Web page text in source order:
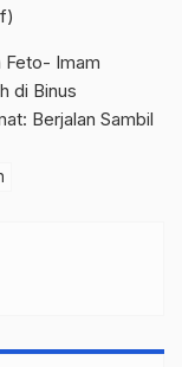
Feto- Imam
di Binus
Berjalan Sambil